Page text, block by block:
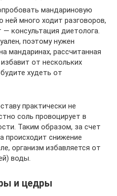
мандариновую
ней много ходит разговоров,
консультация диетолога.
поэтому нужен
мандаринах, рассчитанная
от нескольких
худеть от
практически не
соль провоцирует в
Таким образом, за счет
происходит снижение
организм избавляется от
воды.
и цедры